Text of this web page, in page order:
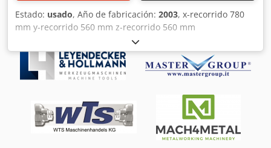
husillo: Incluido • Dirección de evacuación de virutas:
Derecha • Interfaces • Interfaz del alimentador de barras:
Incluida (especificación de alimentador de barras
múltiples; LNS) • Interfaz de robot: Incluida •
Idiomas/documentación • Manuales: Italiano •
Documentación: Manuales de instalación, funcionamiento
CE • Nota importante • Funcionamiento del motor de la
torreta inferior defectuoso en ambas máquinas. Torreta T2
actualmente utilizable sólo para operaciones de torneado.
Equipamiento adicional • Automatización/manipulación •
Estado: usado, Año de fabricación: 2003, x-recorrido 780
mm y-recorrido 560 mm z-recorrido 560 mm
Portaherramientas SK40 Control HEIDENHAIN iTNC 530
Peso de la máquina aprox. 12,5 t Dimensiones aprox. 3,40
x 3,30 x 2,60 m DECKEL MAHO DMC 60T Año 2003 Horas de
funcionamiento: 32532,7 Área de trabajo Recorridos/ Eje X:
(1659) se encuentra en muy buen estado y es ideal para
trabajos de fresado de alta precisión gracias a sus
potentes husillos de motor, altas velocidades de avance y
un sistema de almacén de herramientas flexible. Todos los